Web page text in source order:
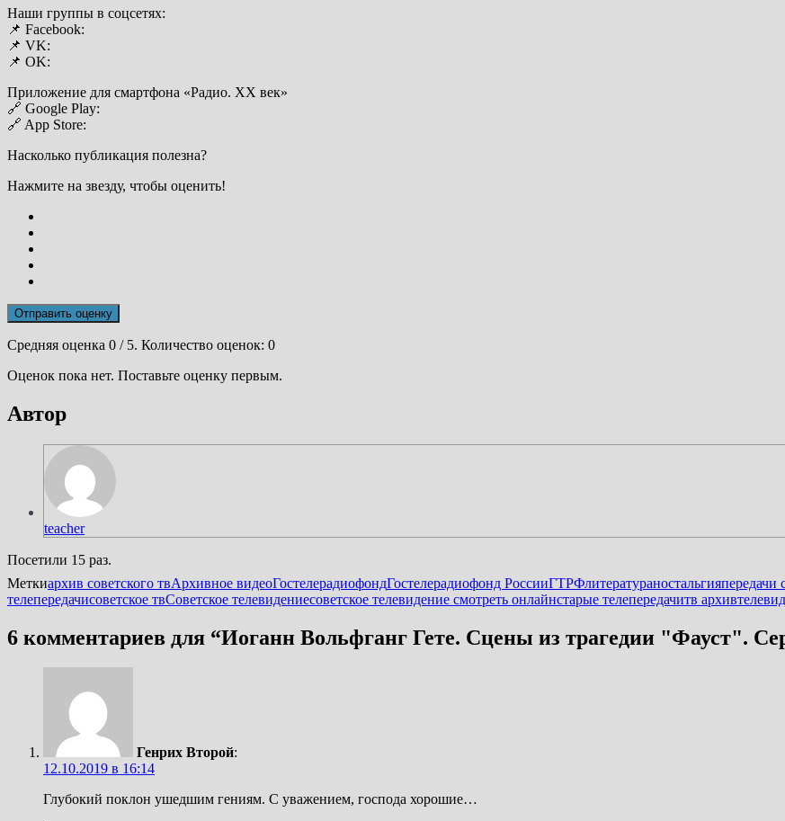
Наши группы в соцсетях:
📌 Facebook:
📌 VK:
📌 ОK:
Приложение для смартфона «Радио. XX век»
🔗 Google Play:
🔗 App Store:
Насколько публикация полезна?
Нажмите на звезду, чтобы оценить!
Отправить оценку
Средняя оценка 0 / 5. Количество оценок: 0
Оценок пока нет. Поставьте оценку первым.
Автор
teacher
Посетили 15 раз.
Меткиархив советского твАрхивное видеоГостелерадиофондГостелерадиофонд РоссииГТРФлитератураностальгияпередачи
телепередачисоветское твСоветское телевидениесоветское телевидение смотреть онлайнстарые телепередачитв архив
6 комментариев для “Иоганн Вольфганг Гете. Сцены из трагедии "Фауст".
Генрих Второй:
12.10.2019 в 16:14
Глубокий поклон ушедшим гениям. С уважением, господа хорошие…